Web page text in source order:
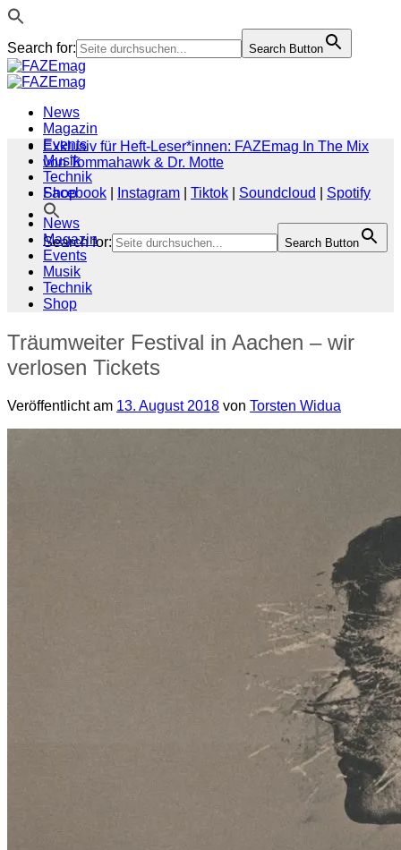
Search for: Search Button
Zum
Inhalt
News
Magazin
Events
Musik
Technik
Shop
Search for: Search Button
Exklusiv für Heft-Leser*innen: FAZEmag In The Mix
von Tommahawk & Dr. Motte
Facebook
Instagram Tiktok Soundcloud
Spotify
News
Magazin
Events
Musik
Technik
Shop
Träumweiter Festival in Aachen – wir
verlosen Tickets
Veröffentlicht am 13. August 2018 von Torsten Widua